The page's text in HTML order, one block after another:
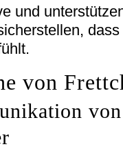
und
von